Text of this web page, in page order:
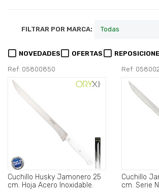
FILTRAR POR MARCA:
NOVEDADES OFERTAS
Ref: 05800850
Cuchillo Husky Jamonero 25
cm. Hoja Acero Inoxidable.
Ref:
Cuchillo
cm. Serie